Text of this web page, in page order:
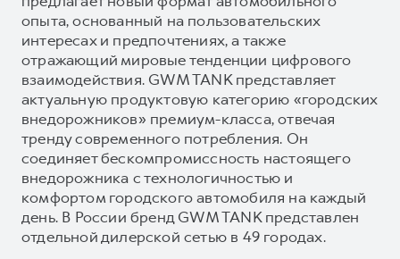
опыта, основанный на пользовательских
интересах и предпочтениях, а также
отражающий мировые тенденции цифрового
взаимодействия. GWM TANK представляет
актуальную продуктовую категорию «городских
внедорожников» премиум-класса, отвечая
тренду современного потребления. Он
соединяет бескомпромиссность настоящего
внедорожника с технологичностью и
комфортом городского автомобиля на каждый
день. В России бренд GWM TANK представлен
отдельной дилерской сетью в 49 городах.